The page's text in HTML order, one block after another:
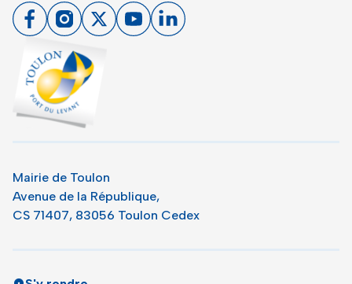
FacebookInstagram
X YoutubeLinkedin
Mairie de Toulon
Avenue de la République,
CS 71407, 83056 Toulon Cedex